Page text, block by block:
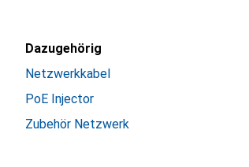
Dazugehörig
Netzwerkkabel
PoE Injector
Zubehör Netzwerk